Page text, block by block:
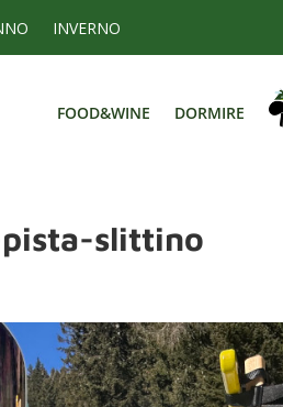
INVERNO
FOOD&WINE DORMIRE
FOOD&WINE DORMIRE
slittino